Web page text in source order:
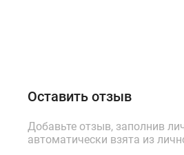
Оставить отзыв
Добавьте отзыв, заполнив
автоматически взята из